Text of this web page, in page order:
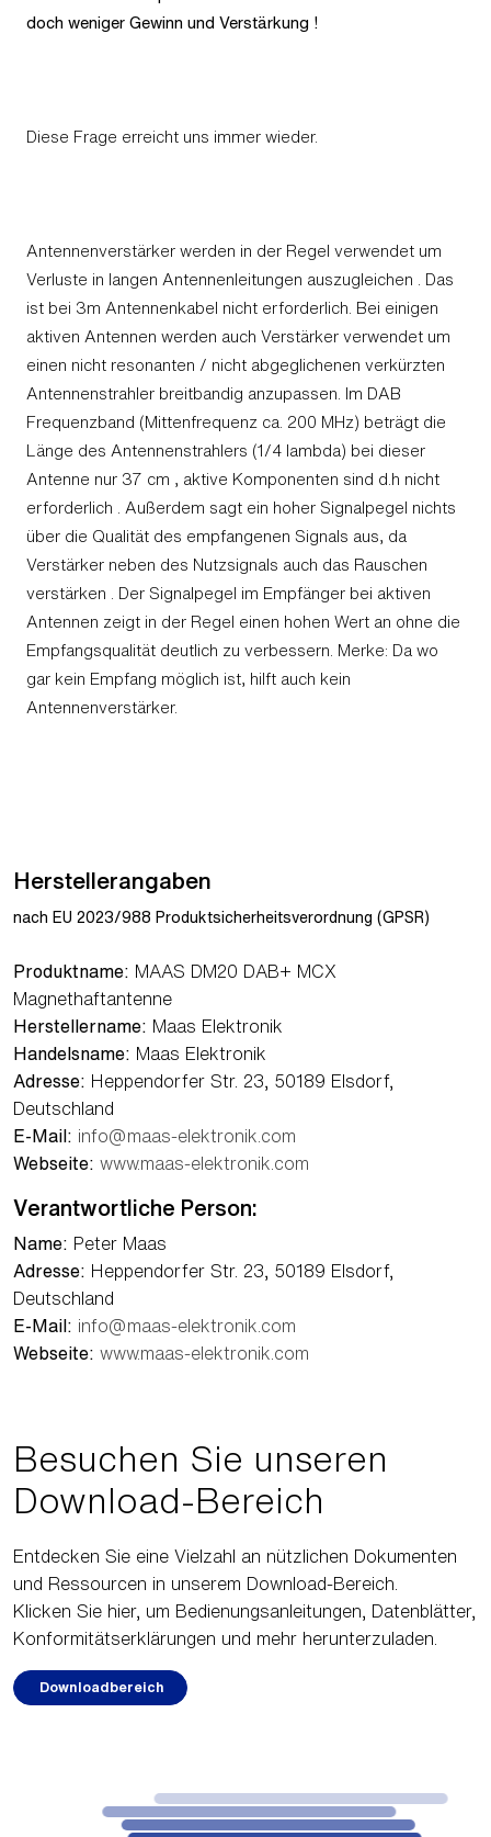
doch weniger Gewinn und Verstärkung !
Diese Frage erreicht uns immer wieder.
Antennenverstärker werden in der Regel verwendet um
Verluste in langen Antennenleitungen auszugleichen . Das
ist bei 3m Antennenkabel nicht erforderlich. Bei einigen
aktiven Antennen werden auch Verstärker verwendet um
einen nicht resonanten / nicht abgeglichenen verkürzten
Antennenstrahler breitbandig anzupassen. Im DAB
Frequenzband (Mittenfrequenz ca. 200 MHz) beträgt die
Länge des Antennenstrahlers (1/4 lambda) bei dieser
Antenne nur 37 cm , aktive Komponenten sind d.h nicht
erforderlich . Außerdem sagt ein hoher Signalpegel nichts
über die Qualität des empfangenen Signals aus, da
Verstärker neben des Nutzsignals auch das Rauschen
verstärken . Der Signalpegel im Empfänger bei aktiven
Antennen zeigt in der Regel einen hohen Wert an ohne die
Empfangsqualität deutlich zu verbessern. Merke: Da wo
gar kein Empfang möglich ist, hilft auch kein
Antennenverstärker.
Herstellerangaben
nach EU 2023/988 Produktsicherheitsverordnung (GPSR)
Produktname: MAAS DM20 DAB+ MCX
Magnethaftantenne
Herstellername: Maas Elektronik
Handelsname: Maas Elektronik
Adresse: Heppendorfer Str. 23, 50189 Elsdorf,
Deutschland
E-Mail: info@maas-elektronik.com
Webseite: www.maas-elektronik.com
Verantwortliche Person:
Name: Peter Maas
Adresse: Heppendorfer Str. 23, 50189 Elsdorf,
Deutschland
E-Mail: info@maas-elektronik.com
Webseite: www.maas-elektronik.com
Besuchen Sie unseren
Download-Bereich
Entdecken Sie eine Vielzahl an nützlichen Dokumenten
und Ressourcen in unserem Download-Bereich.
Klicken Sie hier, um Bedienungsanleitungen, Datenblätter,
Konformitätserklärungen und mehr herunterzuladen.
Downloadbereich